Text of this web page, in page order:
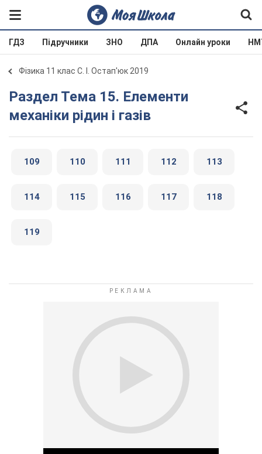
ГДЗ Підручники ЗНО ДПА Онлайн уроки
Фізика 11 клас С. І. Остап'юк 2019
Раздел Тема 15. Елементи
механіки рідин і газів
109 110 111 112 113
114 115 116 117 118
119